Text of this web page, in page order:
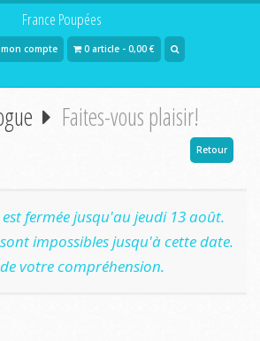
France Poupées
compte 0 article - 0,00 €
Faites-vous plaisir!
Retour
fermée jusqu'au jeudi 13 août.
impossibles jusqu'à cette date.
votre compréhension.